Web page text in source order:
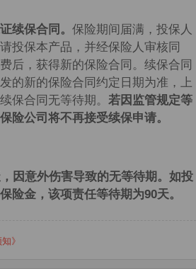
续保合同。 保险期间届满，投保人
投保本产品，并经保险人审核同
后，获得新的保险合同。续保合同
的新的保险合同约定日期为准，上
保合同无等待期。 若因监管规定等
险公司将不再接受续保申请。
因意外伤害导致的无等待期。 如投
险金，该项责任等待期为90天。
》